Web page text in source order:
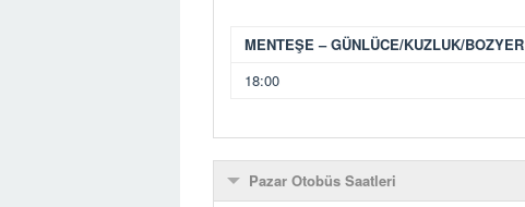
MENTEŞE – GÜNLÜCE/KUZLUK/BOZYER
18:00
Pazar Otobüs Saatleri